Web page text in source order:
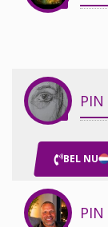
PIN
BEL NU
PIN